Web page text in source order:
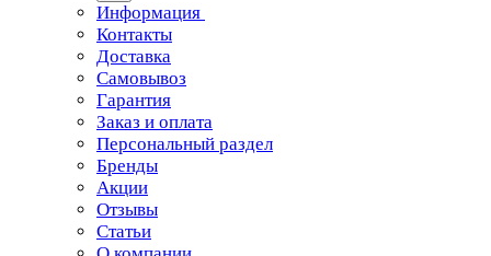
Информация
Контакты
Доставка
Самовывоз
Гарантия
Заказ и оплата
Персональный раздел
Бренды
Акции
Отзывы
Статьи